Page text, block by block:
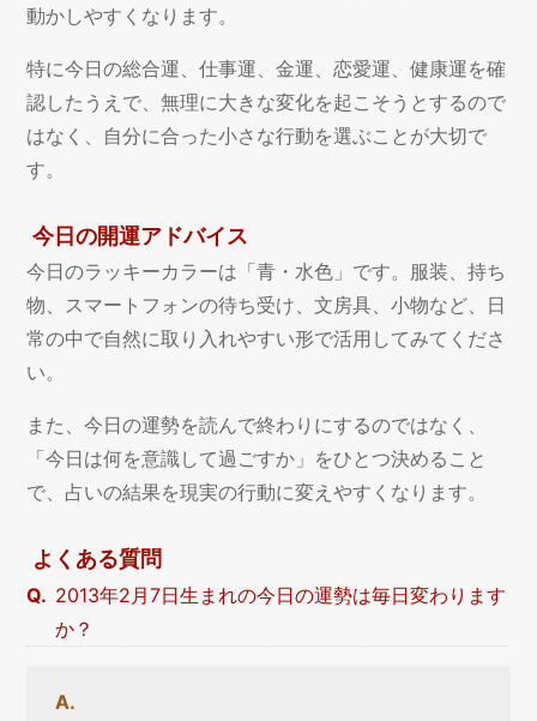
動かしやすくなります。
特に今日の総合運、仕事運、金運、恋愛運、健康運を確
認したうえで、無理に大きな変化を起こそうとするので
はなく、自分に合った小さな行動を選ぶことが大切で
す。
今日の開運アドバイス
今日のラッキーカラーは「青・水色」です。服装、持ち
物、スマートフォンの待ち受け、文房具、小物など、日
常の中で自然に取り入れやすい形で活用してみてくださ
い。
また、今日の運勢を読んで終わりにするのではなく、
「今日は何を意識して過ごすか」をひとつ決めること
で、占いの結果を現実の行動に変えやすくなります。
よくある質問
2013年2月7日生まれの今日の運勢は毎日変わります
か？